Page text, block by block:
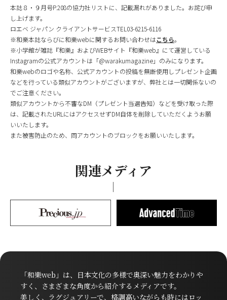
本誌８・９月号P.208の協力社リストに、記載漏れがありました。お詫び申
し上げます。
ロエベ ジャパン クライアントサービスTEL03-6215-6116
※和樂本誌ならびに和樂webに関するお問い合わせはこちら。
※小学館が雑誌『和樂』およびWEBサイト『和樂web』にて運営している
Instagramの公式アカウントは「@warakumagazine」のみになります。
和樂webのロゴや名称、公式アカウントの投稿を無断使用しプレゼント企画
などを行っている類似アカウントがございますが、弊社とは一切関係ないの
でご注意ください。
類似アカウントから不審なDM（プレゼント当選告知）などを受け取った際
は、記載されたURLにはアクセスせずDM自体を削除していただくようお願
いいたします。
また被害防止のため、同アカウントのブロックをお願いいたします。
関連メディア
「和樂web」は、日本文化の多様で奥深い魅力をわかりや
すく、さまざまな角度から紹介するメディアです。
美しく、ラグジュアリーで、格調高いながらも時にはロッ